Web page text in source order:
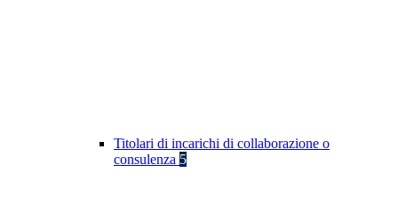
Titolari di incarichi di collaborazione o
consulenza 5